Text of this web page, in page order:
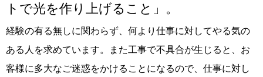
トで光を作り上げること」。
経験の有る無しに関わらず、何より仕事に対してやる気の
ある人を求めています。また工事で不具合が生じると、お
客様に多大なご迷惑をかけることになるので、仕事に対し